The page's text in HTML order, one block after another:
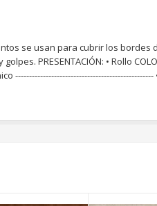
se usan para cubrir los
PRESENTACIÓN: • Rollo